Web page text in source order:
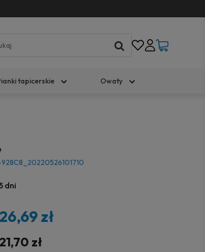
tapicerskie Owaty
928C8_20220526101710
dni
26,69 zł
21,70 zł